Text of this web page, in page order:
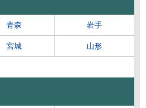
青森 岩手
宮城 山形